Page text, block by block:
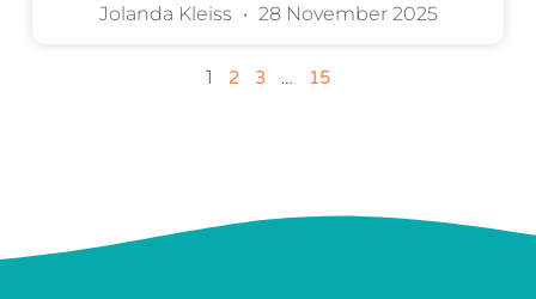
Jolanda Kleiss 28 November 2025
1 2 3 … 15